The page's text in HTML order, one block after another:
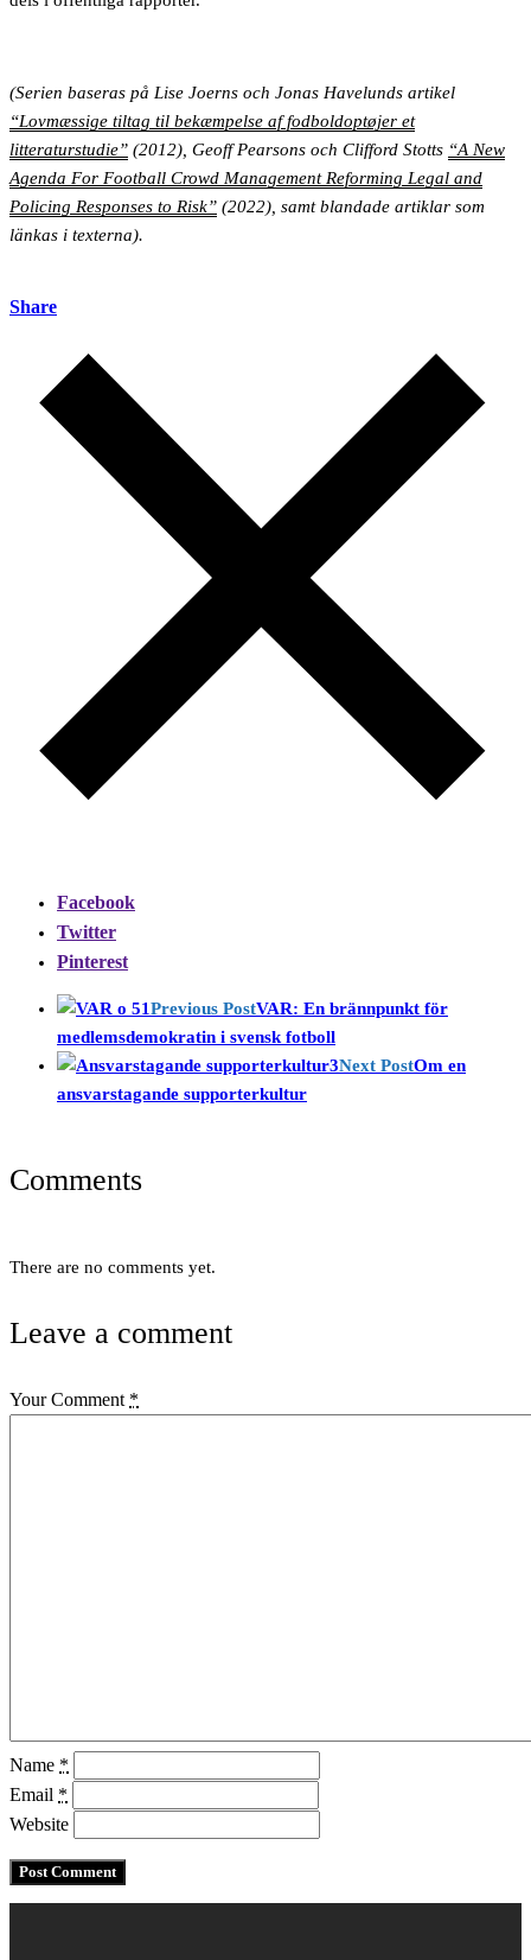
(Serien baseras på Lise Joerns och Jonas Havelunds artikel
“Lovmæssige tiltag til bekæmpelse af fodboldoptøjer et
litteraturstudie” (2012), Geoff Pearsons och Clifford Stotts “A New
Agenda For Football Crowd Management Reforming Legal and
Policing Responses to Risk” (2022), samt blandade artiklar som
länkas i texterna).
Share
Facebook
Twitter
Pinterest
Previous PostVAR: En bränn­punkt för
medlems­demokratin i svensk fotboll
Next PostOm en
ansvars­tagande supporter­kultur
Comments
There are no comments yet.
Leave a comment
Your Comment *
Name *
Email *
Website